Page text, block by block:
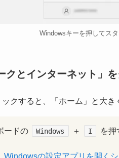
Windowsキーを押してス
クとインターネット」
ックすると、「ホーム」と大
ードの Windows ＋ I
を押
Windowsの設定アプリを開く